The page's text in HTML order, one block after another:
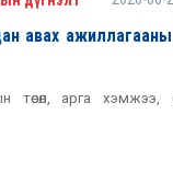
авах
төсөл, арга хэмжээ,